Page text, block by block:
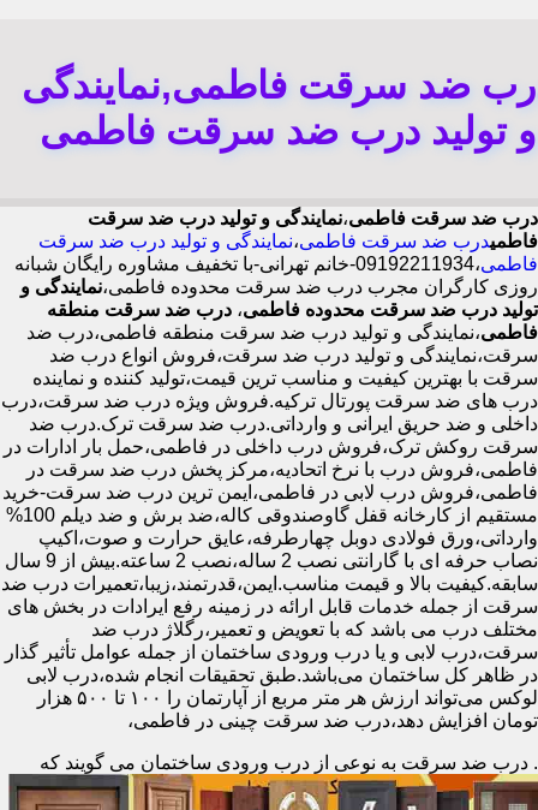
ضد سرقت فاطمی,نمایندگی
و تولید درب ضد سرقت فاطمی
درب ضد سرقت فاطمی،نمایندگی و تولید درب ضد سرقت
فاطمیدرب ضد سرقت فاطمی،نمایندگی و تولید درب ضد سرقت
فاطمی
،09192211934-خانم تهرانی-با تخفیف مشاوره رایگان شبانه
روزی کارگران مجرب درب ضد سرقت محدوده فاطمی،نمایندگی و
تولید درب ضد سرقت محدوده فاطمی، درب ضد سرقت منطقه
فاطمی،نمایندگی و تولید درب ضد سرقت منطقه فاطمی،درب ضد
سرقت،نمایندگی و تولید درب ضد سرقت،فروش انواع درب ضد
سرقت با بهترین کیفیت و مناسب ترین قیمت،تولید کننده و نماینده
درب های ضد سرقت پورتال ترکیه.فروش ویژه درب ضد سرقت،درب
داخلی و ضد حریق ایرانی و وارداتی.درب ضد سرقت ترک.درب ضد
سرقت روکش ترک،فروش درب داخلی در فاطمی،حمل بار ادارات در
فاطمی،فروش درب با نرخ اتحادیه،مرکز پخش درب ضد سرقت در
فاطمی،فروش درب لابی در فاطمی،ایمن ترین درب ضد سرقت-خرید
مستقیم از کارخانه قفل گاوصندوقی کاله،ضد برش و ضد دیلم 100%
وارداتی،ورق فولادی دوبل چهارطرفه،عایق حرارت و صوت،اکیپ
نصاب حرفه ای با گارانتی نصب 2 ساله،نصب 2 ساعته.بیش از 9 سال
سابقه.کیفیت بالا و قیمت مناسب.ایمن،قدرتمند،زیبا،تعمیرات درب ضد
سرقت از جمله خدمات قابل ارائه در زمینه رفع ایرادات در بخش های
مختلف درب می باشد که با تعویض و تعمیر،رگلاژ درب ضد
سرقت،درب لابی و یا درب ورودی ساختمان از جمله عوامل تأثیر گذار
در ظاهر کل ساختمان می‌باشد.طبق تحقیقات انجام شده،درب لابی
لوکس می‌تواند ارزش هر متر مربع از آپارتمان را ۱۰۰ تا ۵۰۰ هزار
تومان افزایش دهد،درب ضد سرقت چینی در فاطمی،
. درب ضد سرقت به نوعی از درب ورودی ساختمان می گویند که